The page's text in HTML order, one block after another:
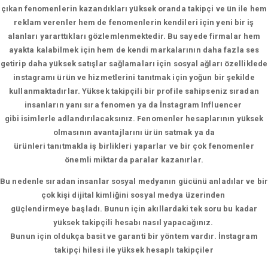
çıkan fenomenlerin kazandıkları yüksek oranda takipçi ve ün ile hem
reklam verenler hem de fenomenlerin kendileri için yeni bir iş
alanları yararttıkları gözlemlenmektedir. Bu sayede firmalar hem
ayakta kalabilmek için hem de kendi markalarının daha fazla ses
getirip daha yüksek satışlar sağlamaları için sosyal ağları özelliklede
instagramı ürün ve hizmetlerini tanıtmak için yoğun bir şekilde
kullanmaktadırlar. Yüksek takipçili bir profile sahipseniz sıradan
insanların yanı sıra fenomen ya da İnstagram Influencer
gibi isimlerle adlandırılacaksınız. Fenomenler hesaplarının yüksek
olmasının avantajlarını ürün satmak ya da
ürünleri tanıtmakla iş birlikleri yaparlar ve bir çok fenomenler
önemli miktarda paralar kazanırlar.
Bu nedenle sıradan insanlar sosyal medyanın gücünü anladılar ve bir
çok kişi dijital kimliğini sosyal medya üzerinden
güçlendirmeye başladı. Bunun için akıllardaki tek soru bu kadar
yüksek takipçili hesabı nasıl yapacağınız.
Bunun için oldukça basit ve garanti bir yöntem vardır. İnstagram
takipçi hilesi ile yüksek hesaplı takipçiler